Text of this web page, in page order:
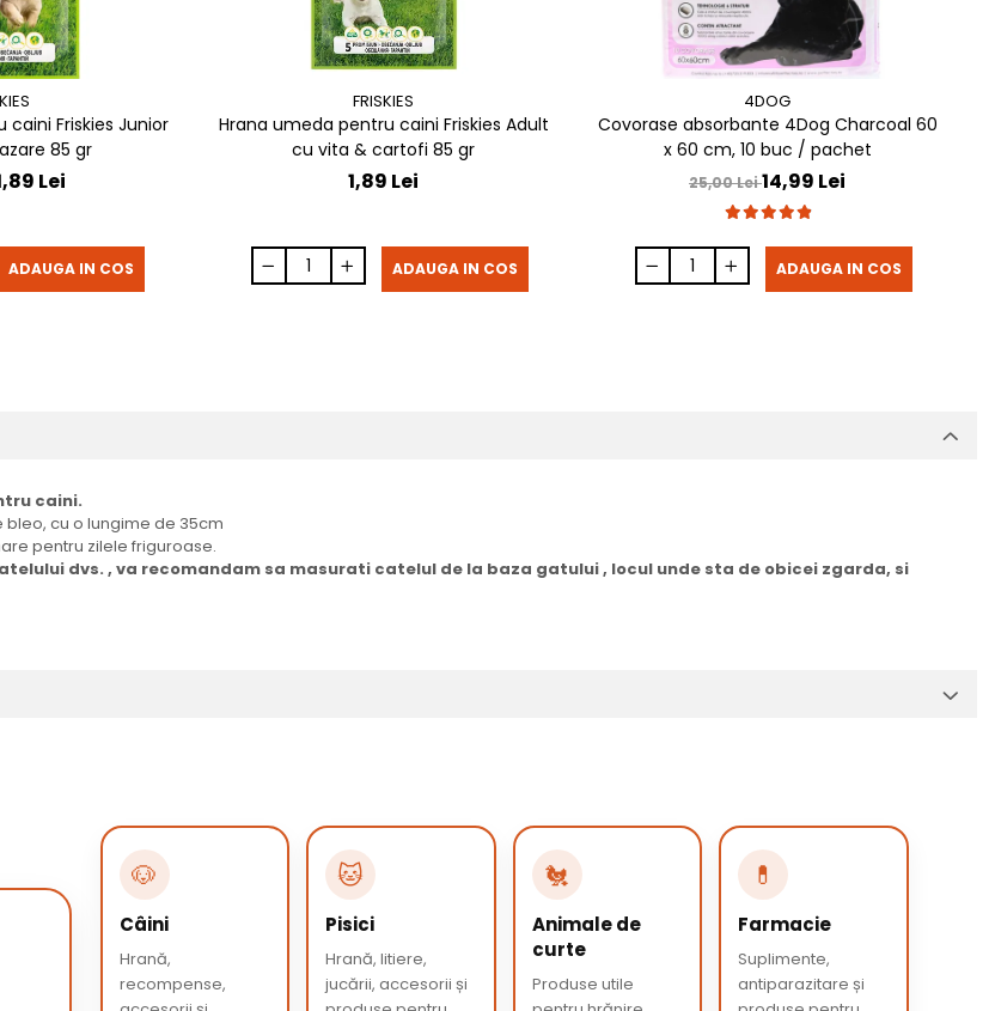
Friskies Junior
85 gr
Lei
ADAUGA IN COS
FRISKIES
Hrana umeda pentru caini Friskies Adult
cu vita & cartofi 85 gr
1,89 Lei
ADAUGA IN COS
4DOG
Covorase absorbante 4Dog Charcoal 60
x 60 cm, 10 buc / pachet
25,00 Lei14,99 Lei
ADAUGA IN COS
caini.
bleo, cu o lungime de 35cm
pentru zilele friguroase.
dvs. , va recomandam sa masurati catelul de la baza gatului , locul unde sta de obicei zgarda, si
🐶
Câini
Hrană,
recompense,
🐱
Pisici
Hrană, litiere,
jucării, accesorii și
🐔
Animale de
curte
Produse utile
💊
Farmacie
Suplimente,
antiparazitare și